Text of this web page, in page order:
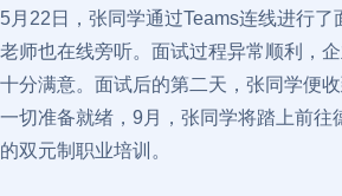
5月22日，张同学通过Teams连线进行了
老师也在线旁听。面试过程异常顺利，
十分满意。面试后的第二天，张同学便收
一切准备就绪，9月，张同学将踏上前往
的双元制职业培训。